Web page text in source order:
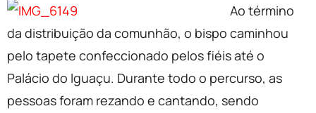
Ao término
da distribuição da comunhão, o bispo caminhou
pelo tapete confeccionado pelos fiéis até o
Palácio do Iguaçu. Durante todo o percurso, as
pessoas foram rezando e cantando, sendo